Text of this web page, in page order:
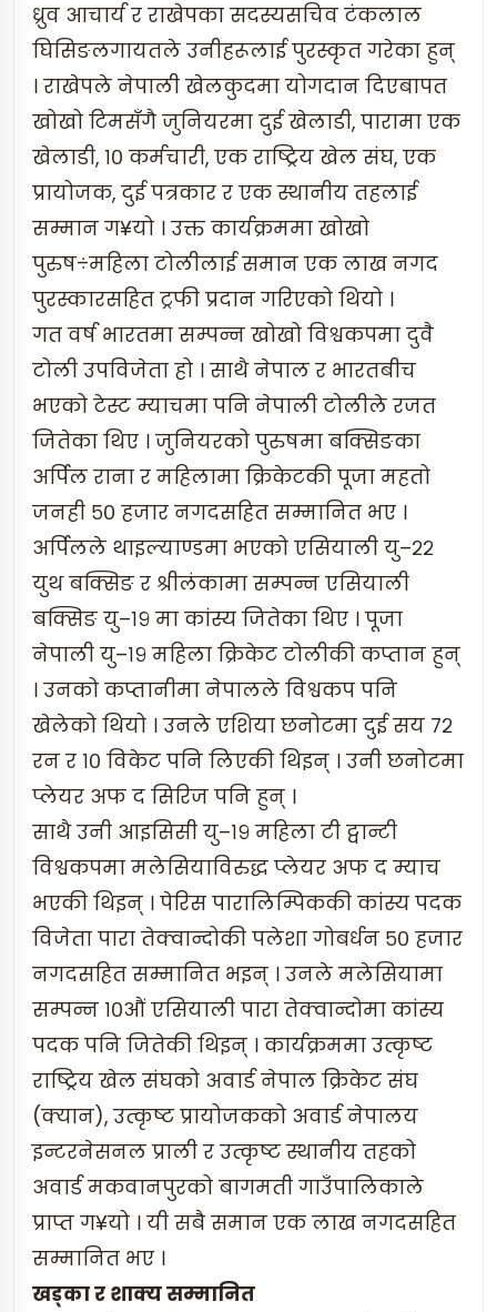
ध्रुव आचार्य र राखेपका सदस्यसचिव टंकलाल
घिसिङलगायतले उनीहरूलाई पुरस्कृत गरेका हुन्
। राखेपले नेपाली खेलकुदमा योगदान दिएबापत
खोखो टिमसँगै जुनियरमा दुई खेलाडी, पारामा एक
खेलाडी, १० कर्मचारी, एक राष्ट्रिय खेल संघ, एक
प्रायोजक, दुई पत्रकार र एक स्थानीय तहलाई
सम्मान ग¥यो । उक्त कार्यक्रममा खोखो
पुरुष÷महिला टोलीलाई समान एक लाख नगद
पुरस्कारसहित ट्रफी प्रदान गरिएको थियो ।
गत वर्ष भारतमा सम्पन्न खोखो विश्वकपमा दुवै
टोली उपविजेता हो । साथै नेपाल र भारतबीच
भएको टेस्ट म्याचमा पनि नेपाली टोलीले रजत
जितेका थिए । जुनियरको पुरुषमा बक्सिङका
अर्पिल राना र महिलामा क्रिकेटकी पूजा महतो
जनही ५० हजार नगदसहित सम्मानित भए ।
अर्पिलले थाइल्याण्डमा भएको एसियाली यु–२२
युथ बक्सिङ र श्रीलंकामा सम्पन्न एसियाली
बक्सिङ यु–१९ मा कांस्य जितेका थिए । पूजा
नेपाली यु–१९ महिला क्रिकेट टोलीकी कप्तान हुन्
। उनको कप्तानीमा नेपालले विश्वकप पनि
खेलेको थियो । उनले एशिया छनोटमा दुई सय ७२
रन र १० विकेट पनि लिएकी थिइन् । उनी छनोटमा
प्लेयर अफ द सिरिज पनि हुन् ।
साथै उनी आइसिसी यु–१९ महिला टी ट्वान्टी
विश्वकपमा मलेसियाविरुद्ध प्लेयर अफ द म्याच
भएकी थिइन् । पेरिस पारालिम्पिककी कांस्य पदक
विजेता पारा तेक्वान्दोकी पलेशा गोबर्धन ५० हजार
नगदसहित सम्मानित भइन् । उनले मलेसियामा
सम्पन्न १०औं एसियाली पारा तेक्वान्दोमा कांस्य
पदक पनि जितेकी थिइन् । कार्यक्रममा उत्कृष्ट
राष्ट्रिय खेल संघको अवार्ड नेपाल क्रिकेट संघ
(क्यान), उत्कृष्ट प्रायोजकको अवार्ड नेपालय
इन्टरनेसनल प्राली र उत्कृष्ट स्थानीय तहको
अवार्ड मकवानपुरको बागमती गाउँपालिकाले
प्राप्त ग¥यो । यी सबै समान एक लाख नगदसहित
सम्मानित भए ।
खड्का र शाक्य सम्मानित